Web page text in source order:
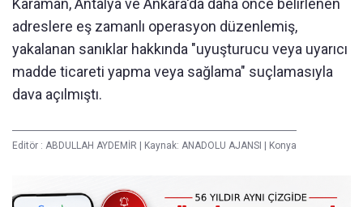
Karaman, Antalya ve Ankara'da daha önce belirlenen
adreslere eş zamanlı operasyon düzenlemiş,
yakalanan sanıklar hakkında "uyuşturucu veya uyarıcı
madde ticareti yapma veya sağlama" suçlamasıyla
dava açılmıştı.
Editör : ABDULLAH AYDEMİR | Kaynak: ANADOLU AJANSI | Konya